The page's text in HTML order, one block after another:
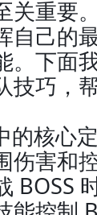
关重要
自己的
。下面
技巧，
的核心
伤害和
BOSS